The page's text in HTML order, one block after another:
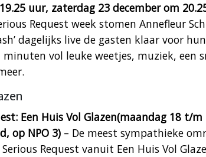
uur, zaterdag 23 december om
Request week stomen Annefleur
dagelijks live de gasten klaar voor
minuten vol leuke weetjes, muziek, een
Een Huis Vol Glazen(maandag 18 t/
op NPO 3) – De meest sympathieke
Request vanuit Een Huis Vol